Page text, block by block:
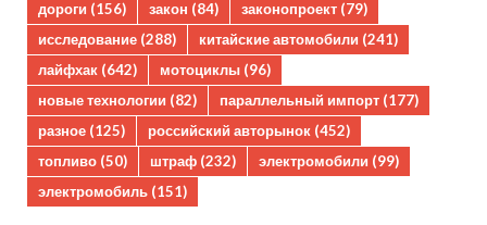
дороги (156) закон (84) законопроект (79)
исследование (288) китайские автомобили (241)
лайфхак (642) мотоциклы (96)
новые технологии (82) параллельный импорт (177)
разное (125) российский авторынок (452)
топливо (50) штраф (232) электромобили (99)
электромобиль (151)